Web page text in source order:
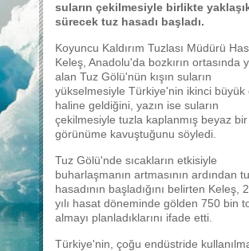
suların çekilmesiyle birlikte
sürecek tuz hasadı başladı.
Koyuncu Kaldırım Tuzlası Müdürü
Keleş, Anadolu'da bozkırın ortasında
alan Tuz Gölü'nün kışın suların
yükselmesiyle Türkiye'nin ikinci büyük
haline geldiğini, yazın ise suların
çekilmesiyle tuzla kaplanmış beyaz bir
görünüme kavuştuğunu söyledi.
Tuz Gölü'nde sıcakların etkisiyle
buharlaşmanın artmasının ardından
hasadının başladığını belirten Keleş,
yılı hasat döneminde gölden 750 bin
almayı planladıklarını ifade etti.
Türkiye'nin, çoğu endüstride